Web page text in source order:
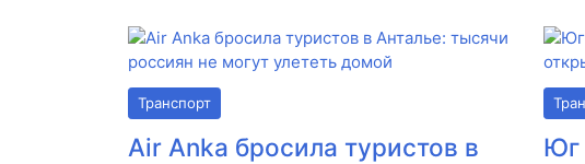
Транспорт
Air Anka бросила туристов в
Юг